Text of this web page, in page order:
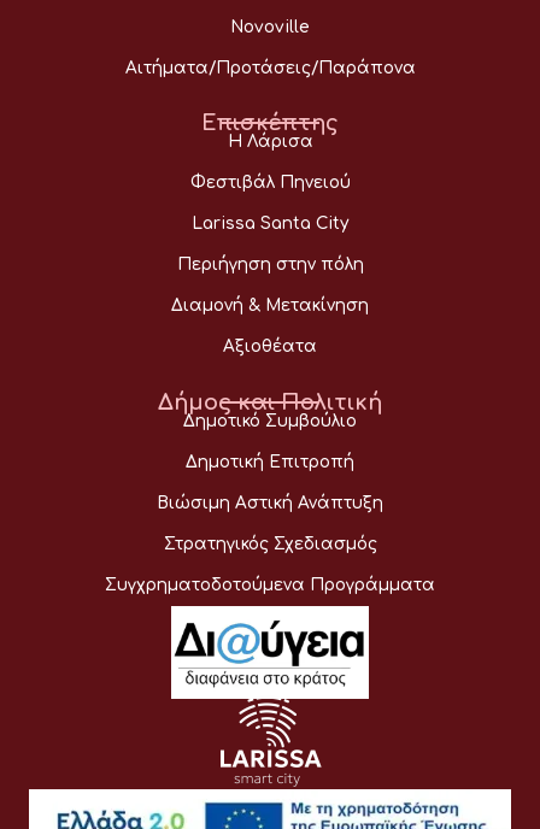
Novoville
Αιτήματα/Προτάσεις/Παράπονα
Επισκέπτης
Η Λάρισα
Φεστιβάλ Πηνειού
Larissa Santa City
Περιήγηση στην πόλη
Διαμονή & Μετακίνηση
Αξιοθέατα
Δήμος και Πολιτική
Δημοτικό Συμβούλιο
Δημοτική Επιτροπή
Βιώσιμη Αστική Ανάπτυξη
Στρατηγικός Σχεδιασμός
Συγχρηματοδοτούμενα Προγράμματα